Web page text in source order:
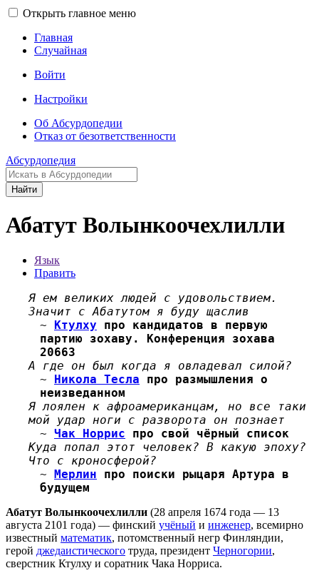
Открыть главное меню
Главная
Случайная
Войти
Настройки
Об Абсурдопедии
Отказ от безответственности
Абсурдопедия
Найти
Абатут Волынкоочехлилли
Язык
Править
Я ем великих людей с удовольствием.
Значит с Абатутом я буду щаслив
~ Ктулху про кандидатов в первую
партию зохаву. Конференция зохава
20663
А где он был когда я овладевал силой?
~ Никола Тесла про размышления о
неизведанном
Я лоялен к афроамериканцам, но все таки
мой удар ноги с разворота он познает
~ Чак Норрис про свой чёрный список
Куда попал этот человек? В какую эпоху?
Что с кроносферой?
~ Мерлин про поиски рыцаря Артура в
будущем
Абатут Волынкоочехлилли (28 апреля 1674 года — 13
августа 2101 года) — финский учёный и инженер, всемирно
известный математик, потомственный негр Финляндии,
герой джедаистического труда, президент Черногории,
сверстник Ктулху и соратник Чака Норриса.